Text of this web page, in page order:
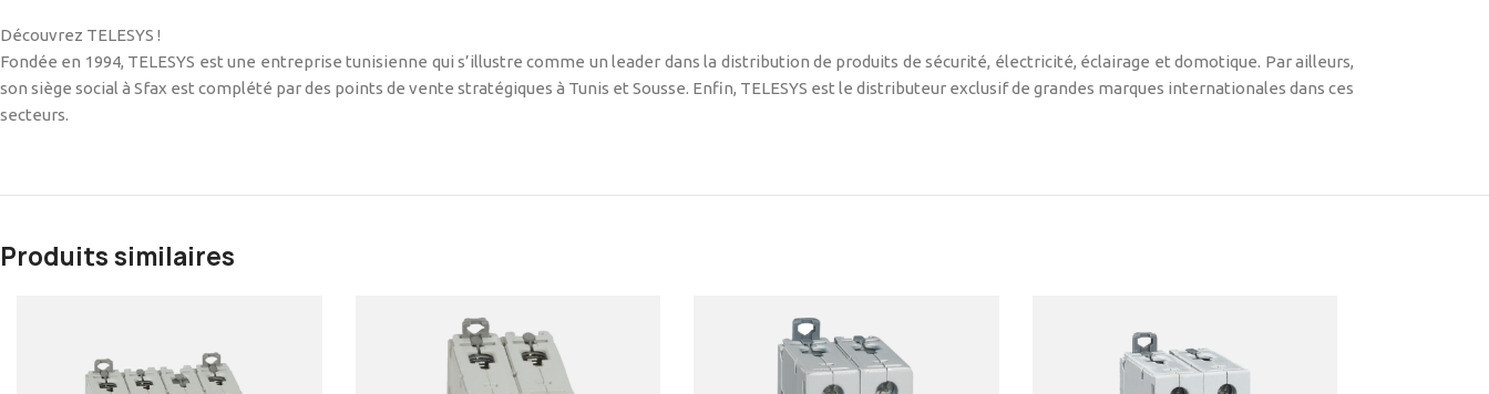
Découvrez TELESYS !
Fondée en 1994, TELESYS est une entreprise tunisienne qui s’illustre comme un leader dans la distribution de produits de sécurité, électricité, éclairage et domotique. Par ailleurs,
son siège social à Sfax est complété par des points de vente stratégiques à Tunis et Sousse. Enfin, TELESYS est le distributeur exclusif de grandes marques internationales dans ces
secteurs.
Produits similaires